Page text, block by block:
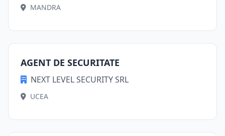
MANDRA
AGENT DE SECURITATE
NEXT LEVEL SECURITY SRL
UCEA